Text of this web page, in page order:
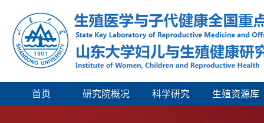
首页 研究院概况 科学研究 生殖资源库